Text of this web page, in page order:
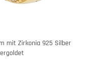
mit Zirkonia 925 Silber